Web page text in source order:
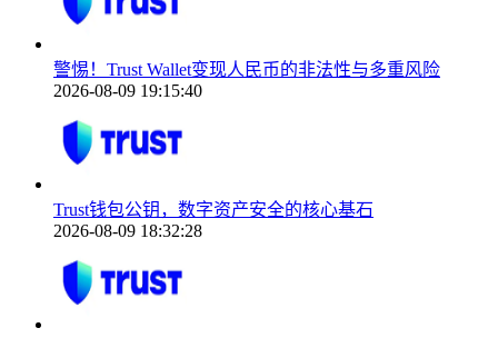
警惕！Trust Wallet变现人民币的非法性与多重风险
2026-08-09 19:15:40
Trust钱包公钥，数字资产安全的核心基石
2026-08-09 18:32:28